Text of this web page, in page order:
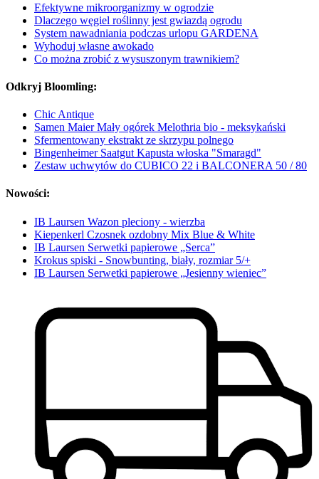
Efektywne mikroorganizmy w ogrodzie
Dlaczego węgiel roślinny jest gwiazdą ogrodu
System nawadniania podczas urlopu GARDENA
Wyhoduj własne awokado
Co można zrobić z wysuszonym trawnikiem?
Odkryj Bloomling:
Chic Antique
Samen Maier Mały ogórek Melothria bio - meksykański
Sfermentowany ekstrakt ze skrzypu polnego
Bingenheimer Saatgut Kapusta włoska "Smaragd"
Zestaw uchwytów do CUBICO 22 i BALCONERA 50 / 80
Nowości:
IB Laursen Wazon pleciony - wierzba
Kiepenkerl Czosnek ozdobny Mix Blue & White
IB Laursen Serwetki papierowe „Serca”
Krokus spiski - Snowbunting, biały, rozmiar 5/+
IB Laursen Serwetki papierowe „Jesienny wieniec”